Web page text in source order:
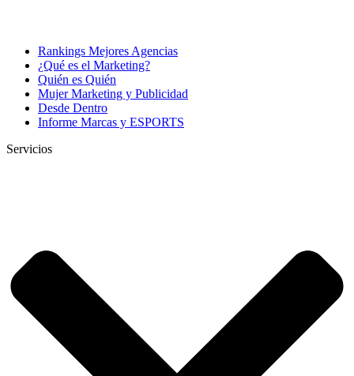
Rankings Mejores Agencias
¿Qué es el Marketing?
Quién es Quién
Mujer Marketing y Publicidad
Desde Dentro
Informe Marcas y ESPORTS
Servicios